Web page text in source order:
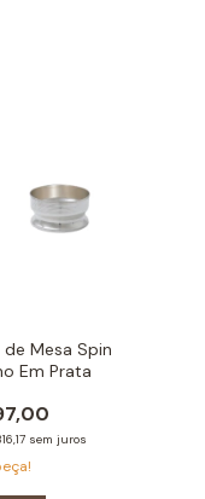
Mesa Spin
Em Prata
sem juros